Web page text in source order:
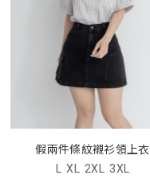
假兩件條紋襯衫領上衣
L XL 2XL 3XL